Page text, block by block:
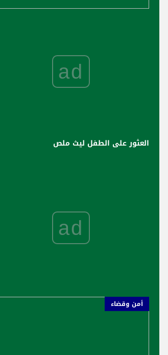
ad
العثور على الطفل ليث ملص
ad
أمن وقضاء